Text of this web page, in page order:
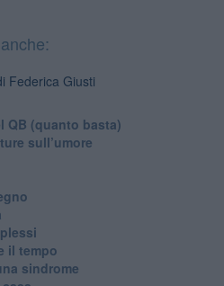
Federica Giusti
QB (quanto basta)
sull’umore
il tempo
sindrome